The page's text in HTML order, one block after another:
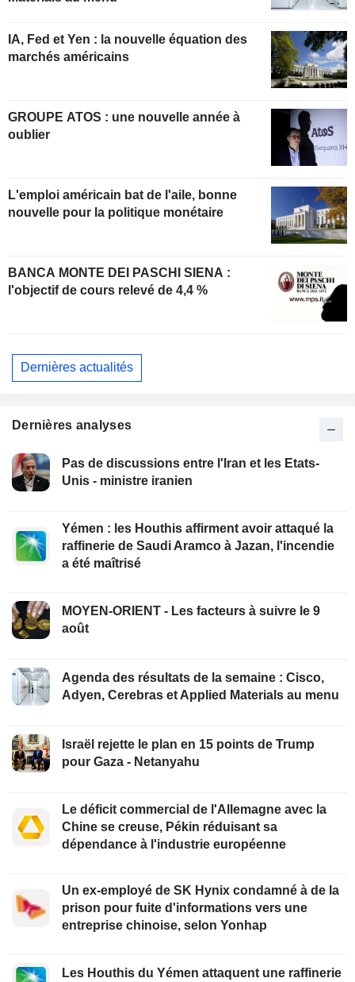
IA, Fed et Yen : la nouvelle équation des
marchés américains
GROUPE ATOS : une nouvelle année à
oublier
L'emploi américain bat de l'aile, bonne
nouvelle pour la politique monétaire
BANCA MONTE DEI PASCHI SIENA :
l'objectif de cours relevé de 4,4 %
Dernières actualités
Dernières analyses
Pas de discussions entre l'Iran et les Etats-
Unis - ministre iranien
Yémen : les Houthis affirment avoir attaqué la
raffinerie de Saudi Aramco à Jazan, l'incendie
a été maîtrisé
MOYEN-ORIENT - Les facteurs à suivre le 9
août
Agenda des résultats de la semaine : Cisco,
Adyen, Cerebras et Applied Materials au menu
Israël rejette le plan en 15 points de Trump
pour Gaza - Netanyahu
Le déficit commercial de l'Allemagne avec la
Chine se creuse, Pékin réduisant sa
dépendance à l'industrie européenne
Un ex-employé de SK Hynix condamné à de la
prison pour fuite d'informations vers une
entreprise chinoise, selon Yonhap
Les Houthis du Yémen attaquent une raffinerie